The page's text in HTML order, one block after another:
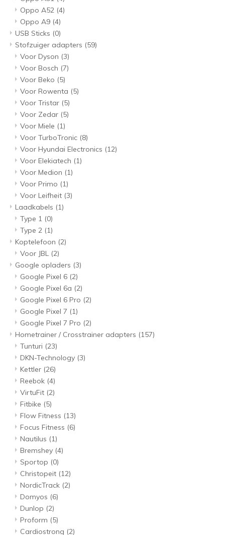
Oppo A52 (4)
Oppo A9 (4)
USB Sticks (0)
Stofzuiger adapters (59)
Voor Dyson (3)
Voor Bosch (7)
Voor Beko (5)
Voor Rowenta (5)
Voor Tristar (5)
Voor Zedar (5)
Voor Miele (1)
Voor TurboTronic (8)
Voor Hyundai Electronics (12)
Voor Elekiatech (1)
Voor Medion (1)
Voor Primo (1)
Voor Leifheit (3)
Laadkabels (1)
Type 1 (0)
Type 2 (1)
Koptelefoon (2)
Voor JBL (2)
Google opladers (3)
Google Pixel 6 (2)
Google Pixel 6a (2)
Google Pixel 6 Pro (2)
Google Pixel 7 (1)
Google Pixel 7 Pro (2)
Hometrainer / Crosstrainer adapters (157)
Tunturi (23)
DKN-Technology (3)
Kettler (26)
Reebok (4)
VirtuFit (2)
Fitbike (5)
Flow Fitness (13)
Focus Fitness (6)
Nautilus (1)
Bremshey (4)
Sportop (0)
Christopeit (12)
NordicTrack (2)
Domyos (6)
Dunlop (2)
Proform (5)
Cardiostrong (2)